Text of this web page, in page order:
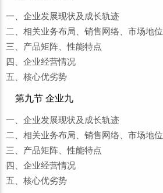
一、企业发展现状及成长轨迹
二、相关业务布局、销售网络、市场地位
三、产品矩阵、性能特点
四、企业经营情况
五、核心优劣势
第九节 企业九
一、企业发展现状及成长轨迹
二、相关业务布局、销售网络、市场地位
三、产品矩阵、性能特点
四、企业经营情况
五、核心优劣势